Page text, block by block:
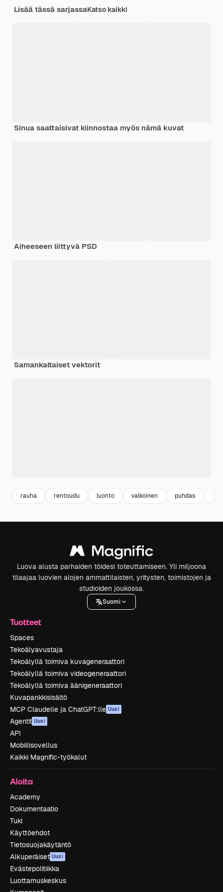
Lisää tässä sarjassaKatso kaikki
Sinua saattaisivat kiinnostaa myös nämä kuvat
Aiheeseen liittyvä PSD
Samankaltaiset vektorit
rauha rentoudu luonto valkoinen puhdas
Luova alusta parhaiden töidesi toteuttamiseen. Yli miljoona
tilaajaa luovien alojen ammattilaisten, yritysten, toimistojen ja
studioiden joukossa.
Suomi
Tuotteet
Spaces
Tekoälyavustaja
Tekoälyllä toimiva kuvageneraattori
Tekoälyllä toimiva videogeneraattori
Tekoälyllä toimiva äänigeneraattori
Kuvapankkisisältö
MCP Claudelle ja ChatGPT:lle Uusi
Agentit Uusi
API
Mobiilisovellus
Kaikki Magnific-työkalut
Aloita
Academy
Dokumentaatio
Tuki
Käyttöehdot
Tietosuojakäytäntö
Alkuperäiset Uusi
Evästepolitiikka
Luottamuskeskus